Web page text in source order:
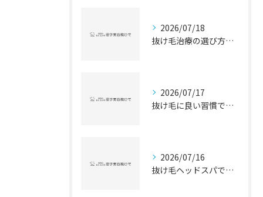
2026/07/18
抜け毛治療の選び方と抜け毛対策を徹底比較して自分に最適な方法を見つけるガイド
2026/07/17
抜け毛に良い習慣で毎日の抜け毛対策を始める女性のための実践ガイド
2026/07/16
抜け毛ヘッドスパで抜け毛対策と髪質改善を目指す頭皮ケアの新常識